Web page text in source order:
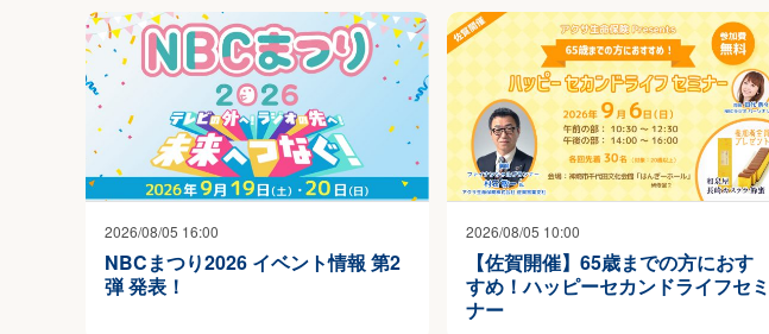
2026/08/05 16:00
NBCまつり2026 イベント情報 第2
弾 発表！
2026/08/05 10:00
【佐賀開催】65歳までの方におす
すめ！ハッピーセカンドライフセミ
ナー